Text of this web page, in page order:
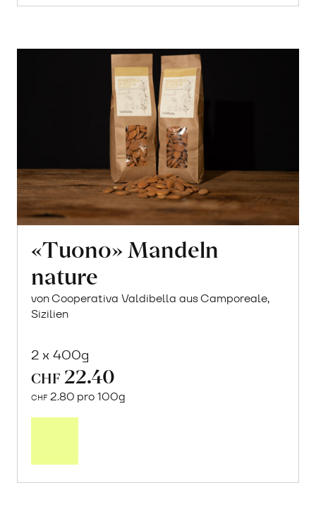
«Tuono» Mandeln
nature
von Cooperativa Valdibella aus Camporeale,
Sizilien
2 x 400g
CHF 22.40
CHF 2.80 pro 100g